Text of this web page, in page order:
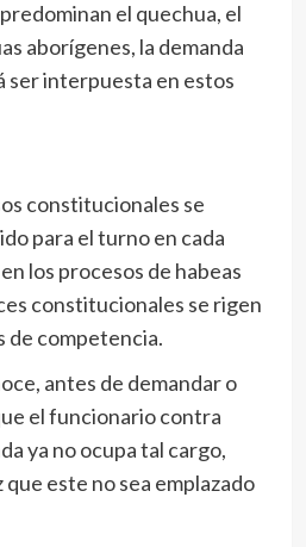
el quechua, el
aborígenes, la demanda
ser interpuesta en estos
constitucionales se
para el turno en cada
los procesos de habeas
constitucionales se rigen
de competencia.
antes de demandar o
el funcionario contra
ya no ocupa tal cargo,
este no sea emplazado